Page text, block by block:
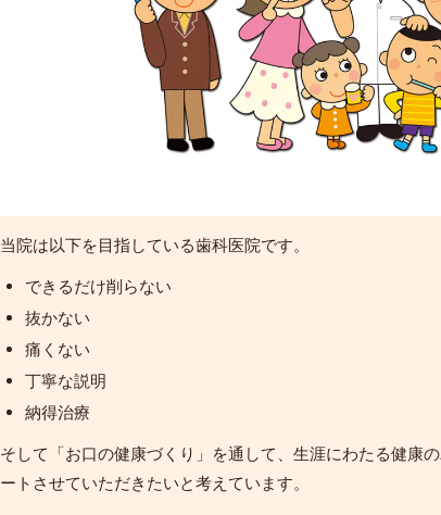
当院は以下を目指している歯科医院です。
できるだけ削らない
抜かない
痛くない
丁寧な説明
納得治療
そして「お口の健康づくり」を通して、生涯にわたる健康
ートさせていただきたいと考えています。